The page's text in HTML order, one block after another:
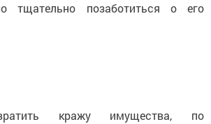
тщательно позаботиться о его
кражу имущества, по